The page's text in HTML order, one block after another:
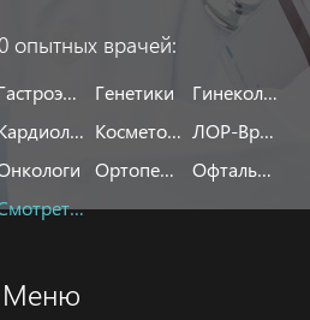
опытных врачей:
Гастроэнтерологи Генетики
Гинекологи
Кардиологи Косметологи
ЛОР-Врачи
Ортопеды
Офтальмологи
Смотреть все
Меню